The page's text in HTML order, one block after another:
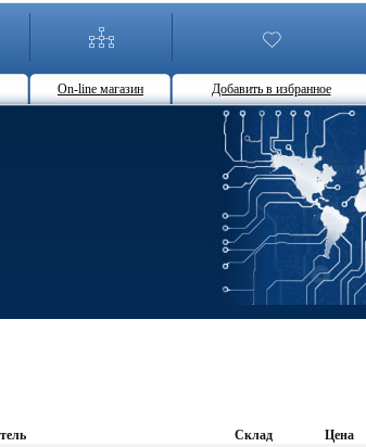
On-line магазин Добавить в избранное
Склад
Цена